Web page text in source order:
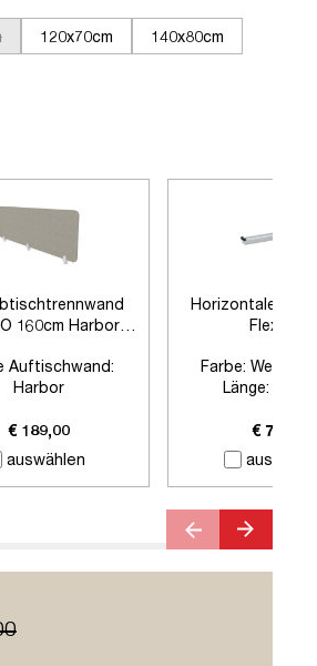
120x70cm
140x80cm
auswählen
160cm Harbor
Auftischwand:
Harbor
1600mm
€ 189,00
Horizontaler
Flex-big
Farbe:
Länge:
€ 79,00